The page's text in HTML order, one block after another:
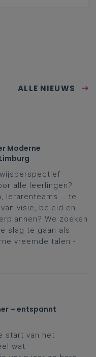
ALLE NIEUWS
Moderne
alle leerlingen?
lerarenteams … te
visie, beleid en
We zoeken
slag te gaan als
vreemde talen -
– entspannt
start van het
wat